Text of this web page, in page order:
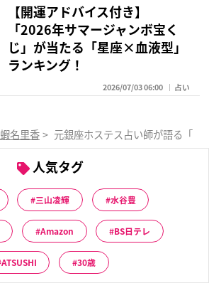
【開運アドバイス付き】
「2026年サマージャンボ宝く
じ」が当たる「星座×血液型」
ランキング！
2026/07/03 06:00 占い
蝦名里香 > 元銀座ホステス占い師が語る「1
人気タグ
三山凌輝 水谷豊
Amazon BS日テレ
ATSUSHI 30歳